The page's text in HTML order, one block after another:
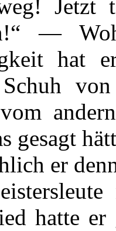
Jetzt
—
hat
gesagt
er
hatte er